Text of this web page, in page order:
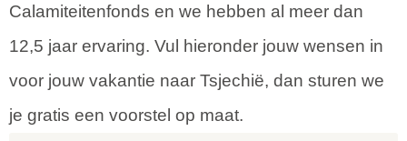
Calamiteitenfonds en we hebben al meer dan
12,5 jaar ervaring. Vul hieronder jouw wensen in
voor jouw vakantie naar Tsjechië, dan sturen we
je gratis een voorstel op maat.